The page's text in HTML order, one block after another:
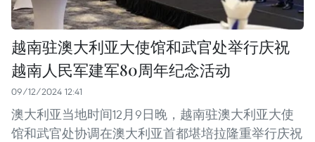
越南驻澳大利亚大使馆和武官处举行庆祝
越南人民军建军80周年纪念活动
09/12/2024 12:41
澳大利亚当地时间12月9日晚，越南驻澳大利亚大使
馆和武官处协调在澳大利亚首都堪培拉隆重举行庆祝